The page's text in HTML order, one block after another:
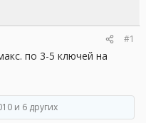
#1
по 3-5 ключей на
и 6 других